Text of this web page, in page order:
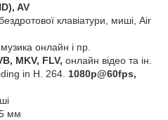
AV
клавіатури, миші, Air
, музика онлайн і пр.
MKV, FLV, онлайн відео та ін.
in H. 264. 1080p@60fps,
мм